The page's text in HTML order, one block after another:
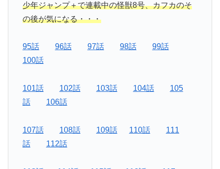
少年ジャンプ＋で連載中の怪獣8号、カフカのそ
の後が気になる・・・
95話 96話 97話 98話
99話
100話
101話 102話 103話 104話
105
話
106話
107話 108話 109話 110話
111
話
112話